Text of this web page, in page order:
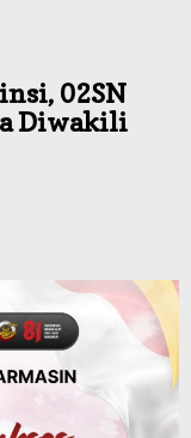
02SN
Diwakili
Defisit 170
Belanja
dari